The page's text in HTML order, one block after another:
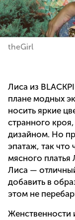
theGirl
Лиса из
плане модных
носить яркие
странного
дизайном. Но
эпатаж, так что
мясного платья
Лиса —
добавить в
этом не
Женственности